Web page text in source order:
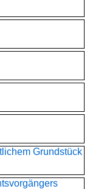
Grundstück